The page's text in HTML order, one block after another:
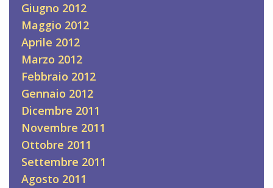
Giugno 2012
Maggio 2012
Aprile 2012
Marzo 2012
Febbraio 2012
Gennaio 2012
Dicembre 2011
Novembre 2011
Ottobre 2011
Settembre 2011
Agosto 2011